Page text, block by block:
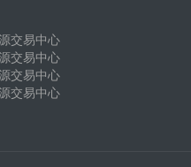
交易中心
交易中心
交易中心
交易中心